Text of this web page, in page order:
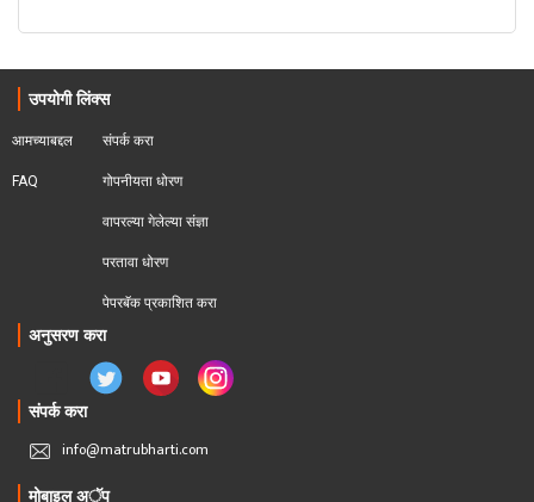
उपयोगी लिंक्स
आमच्याबद्दल
FAQ
संपर्क करा
गोपनीयता धोरण
वापरल्या गेलेल्या संज्ञा
परतावा धोरण
पेपरबॅक प्रकाशित करा
अनुसरण करा
संपर्क करा
info@matrubharti.com
मोबाइल अॅप